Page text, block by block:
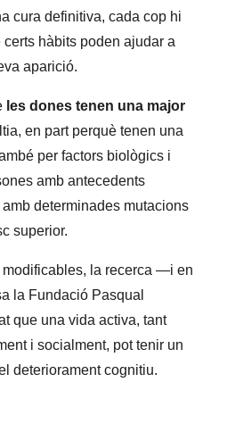
cura definitiva, cada cop hi
hàbits poden ajudar a
aparició.
les dones tenen una major
en part perquè tenen una
per factors biològics i
amb antecedents
determinades mutacions
superior.
modificables, la recerca —i en
la Fundació Pasqual
que una vida activa, tant
i socialment, pot tenir un
deteriorament cognitiu.